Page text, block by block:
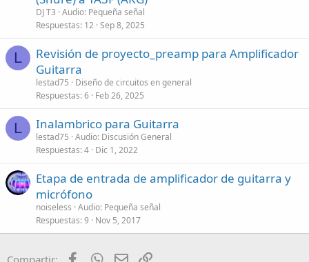
DJ T3 Audio: Pequeña señal
Respuestas 12 Sep 8, 2025
L
Revisión de proyecto_preamp para Amplificador
Guitarra
lestad75
Diseño de circuitos en general
Respuestas 6 Feb 26, 2025
L Inalambrico para Guitarra
lestad75 Audio: Discusión General
Respuestas 4 Dic 1, 2022
Etapa de entrada de amplificador de guitarra y
micrófono
noiseless Audio: Pequeña señal
Respuestas 9 Nov 5, 2017
Compartir: FacebookWhatsApp
Email